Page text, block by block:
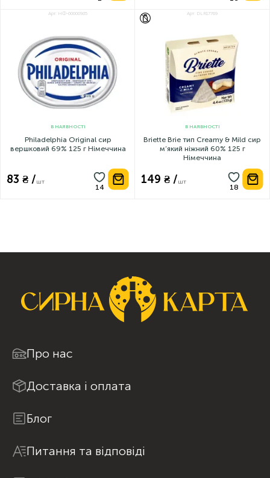
Арт: НФ-00000985
В НАЯВНОСТІ
Philadelphia Original сир
вершковий 69% 125 г Німеччина
83 ₴ /шт
БЕЗ ЛАКТОЗИ
Арт: DLR17769
В НАЯВНОСТІ
Briette Brie тип Creamy & Mild сир
м’який ніжний 60% 125 г
Німеччина
149 ₴ /шт
Про нас
Доставка і оплата
Блог
Питання та відповіді